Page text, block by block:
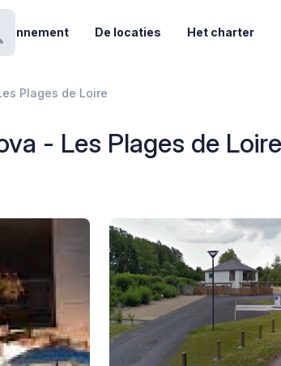
De locaties Het charter
Plages de Loire
- Les Plages de Loire